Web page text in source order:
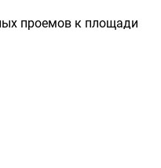
проемов к площади